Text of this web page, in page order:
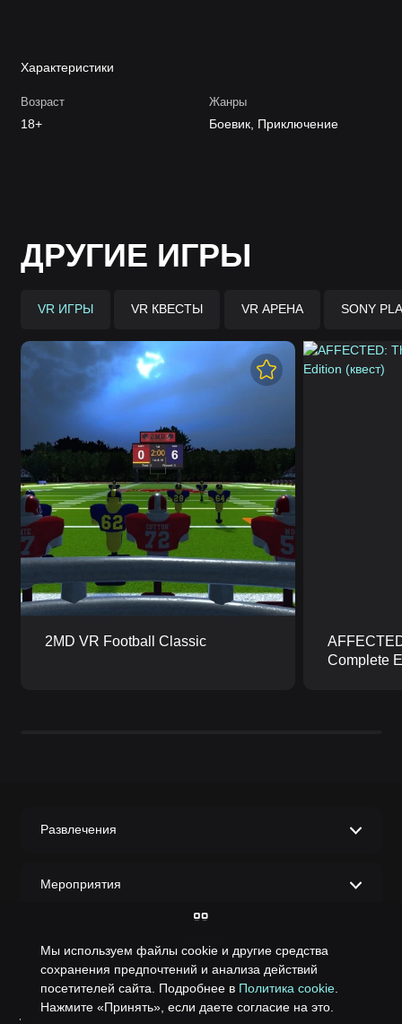
Поиск игр
Характеристики
Возраст
18+
Жанры
Боевик, Приключение
ДРУГИЕ ИГРЫ
VR ИГРЫ VR КВЕСТЫ VR АРЕНА SONY
2MD VR Football Classic
Complete
Мы используем файлы cookie и другие средства
сохранения предпочтений и анализа действий
посетителей сайта. Подробнее в Политика cookie
Нажмите «Принять», если даете согласие на это.
Развлечения
Мероприятия
Реквизиты